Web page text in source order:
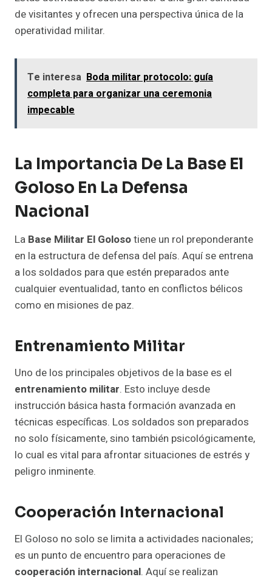
de visitantes y ofrecen una perspectiva única de la
operatividad militar.
Te interesa Boda militar protocolo: guía
completa para organizar una ceremonia
impecable
La Importancia De La Base El
Goloso En La Defensa
Nacional
La Base Militar El Golosotiene un rol preponderante
en la estructura de defensa del país. Aquí se entrena
a los soldados para que estén preparados ante
cualquier eventualidad, tanto en conflictos bélicos
como en misiones de paz.
Entrenamiento Militar
Uno de los principales objetivos de la base es el
entrenamiento militar. Esto incluye desde
instrucción básica hasta formación avanzada en
técnicas específicas. Los soldados son preparados
no solo físicamente, sino también psicológicamente,
lo cual es vital para afrontar situaciones de estrés y
peligro inminente.
Cooperación Internacional
El Goloso no solo se limita a actividades nacionales;
es un punto de encuentro para operaciones de
cooperación internacional. Aquí se realizan